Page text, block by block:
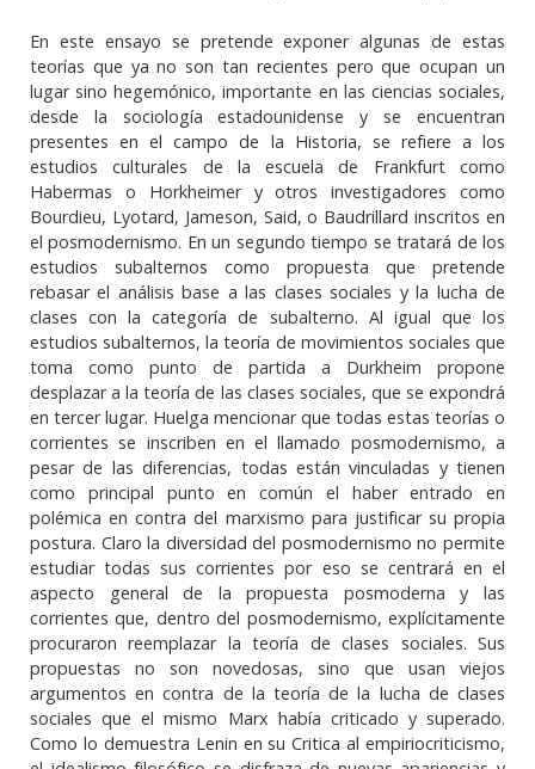
En este ensayo se pretende exponer algunas de estas
teorías que ya no son tan recientes pero que ocupan un
lugar sino hegemónico, importante en las ciencias sociales,
desde la sociología estadounidense y se encuentran
presentes en el campo de la Historia, se refiere a los
estudios culturales de la escuela de Frankfurt como
Habermas o Horkheimer y otros investigadores como
Bourdieu, Lyotard, Jameson, Said, o Baudrillard inscritos en
el posmodernismo. En un segundo tiempo se tratará de los
estudios subalternos como propuesta que pretende
rebasar el análisis base a las clases sociales y la lucha de
clases con la categoría de subalterno. Al igual que los
estudios subalternos, la teoría de movimientos sociales que
toma como punto de partida a Durkheim propone
desplazar a la teoría de las clases sociales, que se expondrá
en tercer lugar. Huelga mencionar que todas estas teorías o
corrientes se inscriben en el llamado posmodernismo, a
pesar de las diferencias, todas están vinculadas y tienen
como principal punto en común el haber entrado en
polémica en contra del marxismo para justificar su propia
postura. Claro la diversidad del posmodernismo no permite
estudiar todas sus corrientes por eso se centrará en el
aspecto general de la propuesta posmoderna y las
corrientes que, dentro del posmodernismo, explícitamente
procuraron reemplazar la teoría de clases sociales. Sus
propuestas no son novedosas, sino que usan viejos
argumentos en contra de la teoría de la lucha de clases
sociales que el mismo Marx había criticado y superado.
Como lo demuestra Lenin en su Critica al empiriocriticismo,